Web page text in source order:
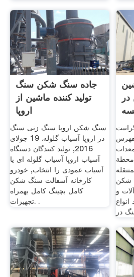
جاده سنگ شکن سنگ
تولید کننده ماشین از
اروپا
سنگ شکن اروپا سنگ زنی سنگ
در اروپا آسیاب گلوله. 19 جولای
2016, تولید کنندگان دستگاه
آسیاب اروپا آسیاب گلوله ای یا
آسیاب عمودی را انتخاب, خودرو
کارخانه آسفالت سنگ شکن
کامل بچینگ کامل بهمراه
تجهیزات. .
محطة
شکن
و
در